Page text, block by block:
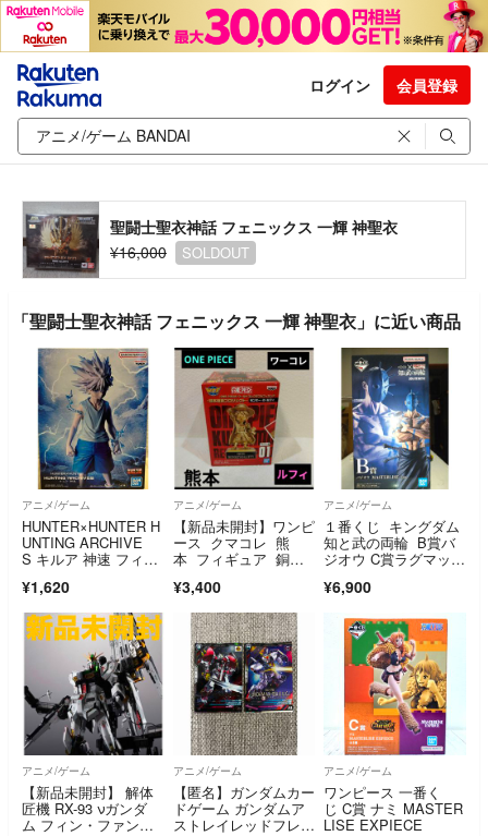
ログイン 会員登録
聖闘士聖衣神話 フェニックス 一輝 神聖衣
¥16,000
SOLDOUT
「聖闘士聖衣神話 フェニックス 一輝 神聖衣」に近い商品
アニメ/ゲーム
HUNTER×HUNTER H
UNTING ARCHIVE
S キルア 神速 フィギ
¥1,620
アニメ/ゲーム
【新品未開封】ワンピ
ース クマコレ 熊
本 フィギュア 銅
¥3,400
アニメ/ゲーム
１番くじ キングダム
知と武の両輪 B賞バ
ジオウ C賞ラグマット
¥6,900
アニメ/ゲーム
【新品未開封】 解体
匠機 RX-93 νガンダ
ム フィン・ファンネ
アニメ/ゲーム
【匿名】ガンダムカー
ドゲーム ガンダムア
ストレイレッドフレー
アニメ/ゲーム
ワンピース 一番く
じ C賞 ナミ MASTER
LISE EXPIECE